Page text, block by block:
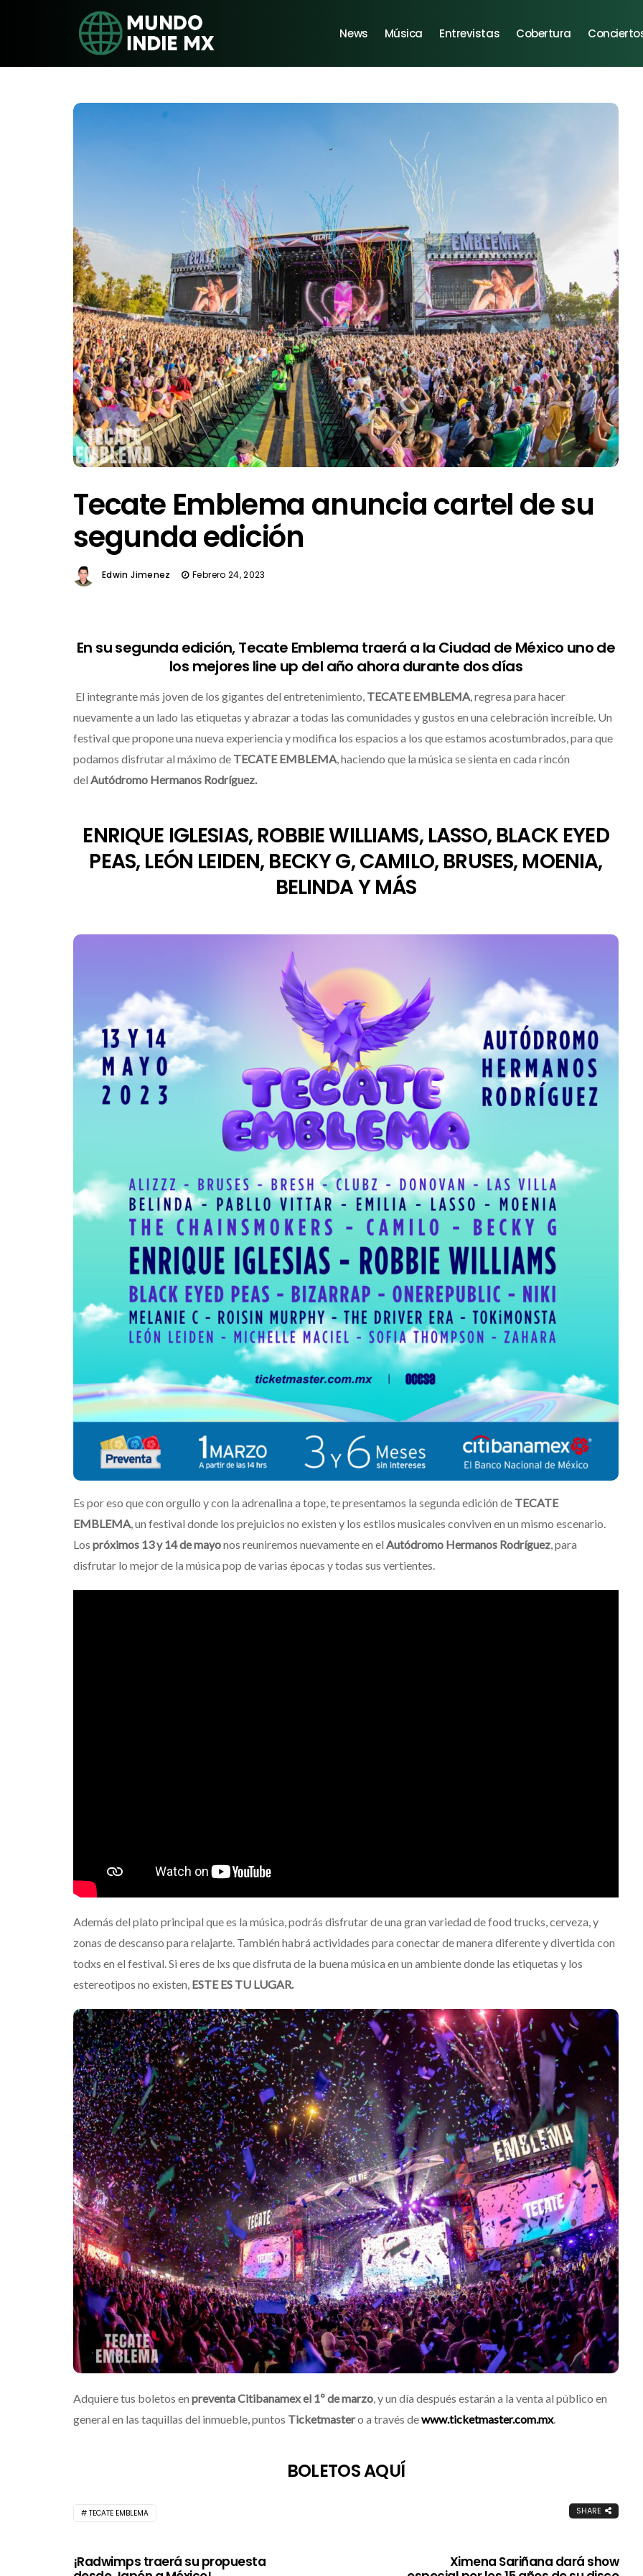
News Música Entrevistas Cobertura
Tecate Emblema anuncia cartel de su
segunda edición
Edwin Jimenez Febrero 24, 2023
En su segunda edición, Tecate Emblema traerá a la Ciudad de México uno de
los mejores line up del año ahora durante dos días
El integrante más joven de los gigantes del entretenimiento, TECATE EMBLEMA , regresa para hacer
nuevamente a un lado las etiquetas y abrazar a todas las comunidades y gustos en una celebración increíble. Un
festival que propone una nueva experiencia y modifica los espacios a los que estamos acostumbrados, para que
podamos disfrutar al máximo de TECATE EMBLEMA , haciendo que la música se sienta en cada rincón
del Autódromo Hermanos Rodríguez.
ENRIQUE IGLESIAS, ROBBIE WILLIAMS, LASSO, BLACK EYED
PEAS, LEÓN LEIDEN, BECKY G, CAMILO, BRUSES, MOENIA,
BELINDA Y MÁS
Es por eso que con orgullo y con la adrenalina a tope, te presentamos la segunda edición de TECATE
EMBLEMA , un festival donde los prejuicios no existen y los estilos musicales conviven en un mismo escenario.
Los próximos 13 y 14 de mayonos reuniremos nuevamente en el Autódromo Hermanos Rodríguez , para
disfrutar lo mejor de la música pop de varias épocas y todas sus vertientes.
Además del plato principal que es la música, podrás disfrutar de una gran variedad de food trucks, cerveza, y
zonas de descanso para relajarte. También habrá actividades para conectar de manera diferente y divertida con
todxs en el festival. Si eres de lxs que disfruta de la buena música en un ambiente donde las etiquetas y los
estereotipos no existen, ESTE ES TU LUGAR.
Adquiere tus boletos en preventa Citibanamex el 1º de marzo, y un día después estarán a la venta al público en
general en las taquillas del inmueble, puntos Ticketmastero a través dewww.ticketmaster.com.mx.
BOLETOS AQUÍ
TECATE EMBLEMA SHARE
¡Radwimps traerá su propuesta
Ximena Sariñana dará show
Suki Waterhouse estrena
su nuevo álbum
“Loveland”
Edwin Jimenez Julio 13, 2026
como su nueva
embajadora para
Latinoamérica
Edwin Jimenez Julio 13, 2026